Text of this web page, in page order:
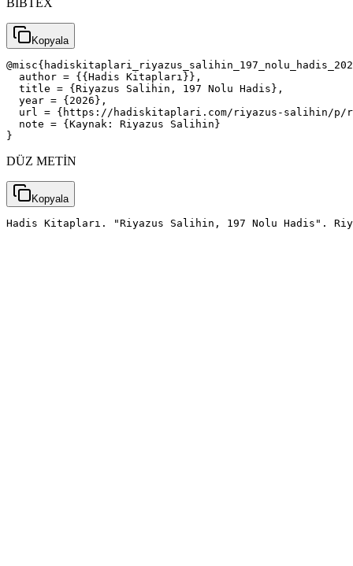
BIBTEX
Kopyala
  author = {{Hadis Kitapları}},
  title = {Riyazus Salihin, 197 Nolu Hadis},
  year = {2026},
url = {https://hadiskitaplari.com/riyazus-salihin/
  note = {Kaynak: Riyazus Salihin}
}
DÜZ METİN
Kopyala
Hadis Kitapları. "Riyazus Salihin, 197 Nolu Hadis".